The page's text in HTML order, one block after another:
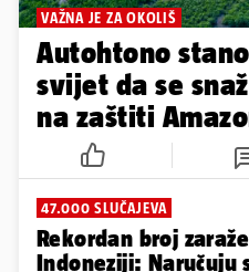
VAŽNA JE ZA OKOLIŠ
Autohtono
svijet da se
na zaštiti
47.000 SLUČAJEVA
Rekordan broj
Indoneziji: Naručuju